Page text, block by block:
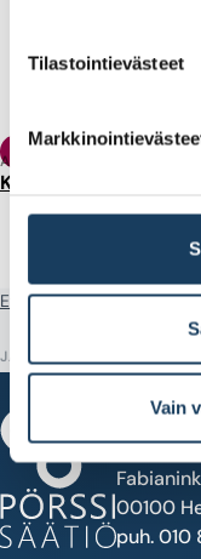
Tilastointievästeet
Vain
Tilasto
Kotitalouksien
ARTIKKELI
Etusivu Perehdy
JAA
00100
puh.